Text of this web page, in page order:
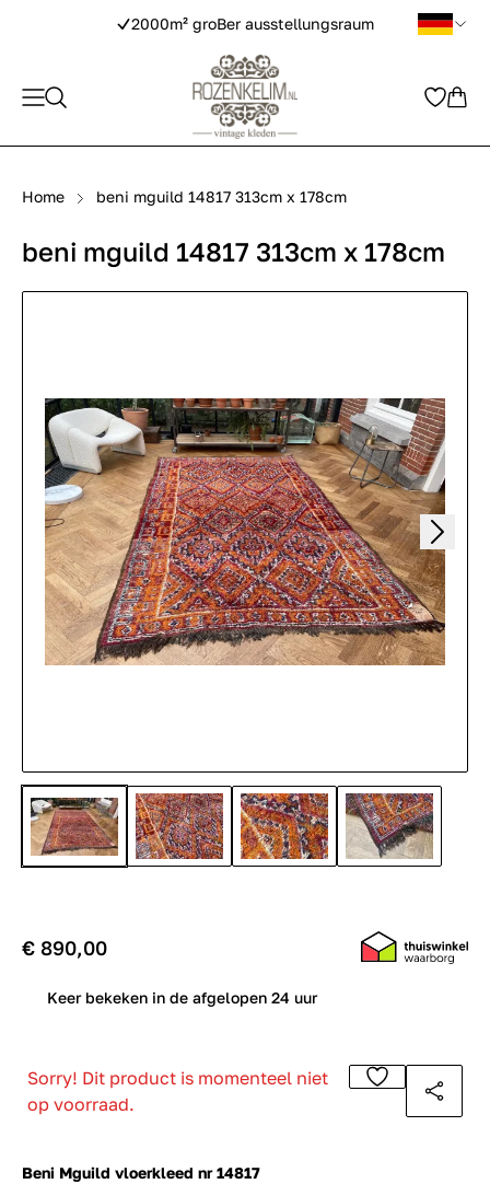
2000m² groBer ausstellungsraum
Home beni mguild 14817 313cm x 178cm
beni mguild 14817 313cm x 178cm
Beni Mguild vloerkleed nr 14817
€ 890,00
Keer bekeken in de afgelopen 24 uur
Sorry! Dit product is momenteel niet
op voorraad.